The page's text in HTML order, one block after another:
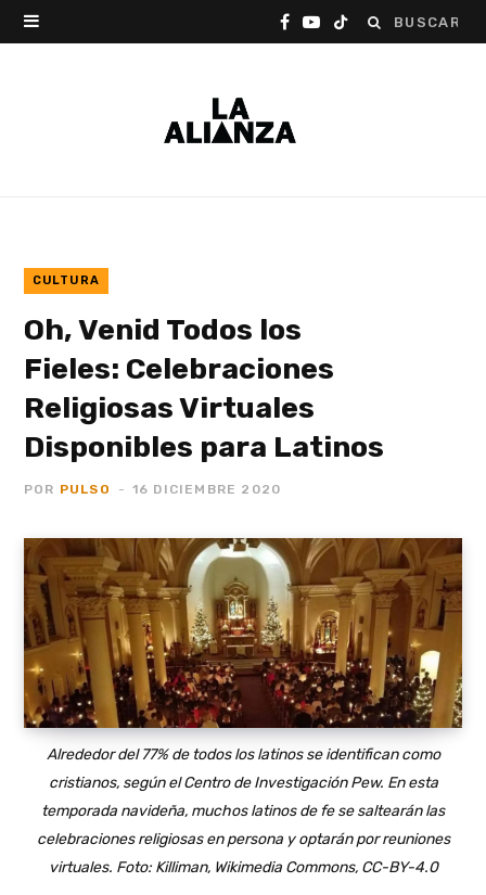
Buscar:
F
k
Y T
CULTURA
Oh, Venid Todos los
Fieles: Celebraciones
Religiosas Virtuales
Disponibles para Latinos
POR PULSO 16 DICIEMBRE 2020
Alrededor del 77% de todos los latinos se identifican como
cristianos, según el Centro de Investigación Pew. En esta
temporada navideña, muchos latinos de fe se saltearán las
celebraciones religiosas en persona y optarán por reuniones
virtuales. Foto: Killiman, Wikimedia Commons, CC-BY-4.0